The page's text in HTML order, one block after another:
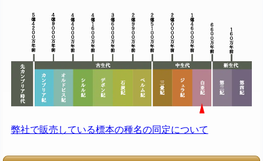
弊社で販売している標本の種名の同定について